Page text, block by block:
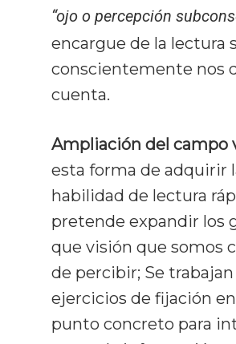
“ojo o percepción
encargue de la lectura
conscientemente nos
cuenta.
Ampliación del campo
esta forma de adquirir
habilidad de lectura
pretende expandir los
que visión que somos
de percibir; Se trabajan
ejercicios de fijación
punto concreto para